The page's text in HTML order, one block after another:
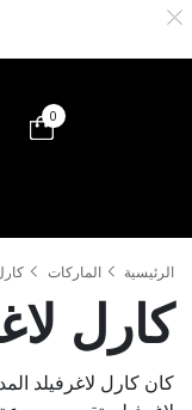
0
الرئيسية الماركات
كارل
كان كارل لاغرفيلد